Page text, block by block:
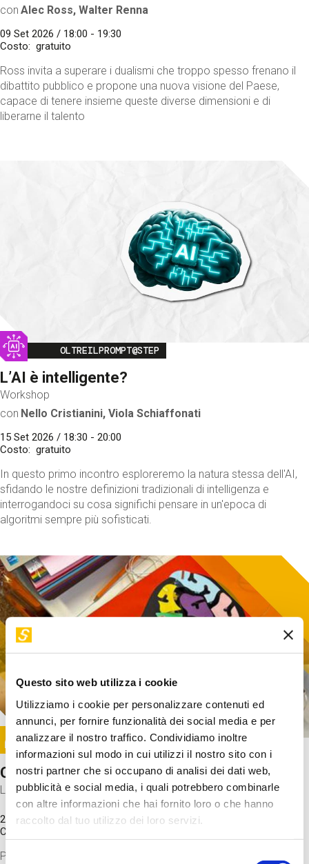
Questo sito web utilizza i cookie
Utilizziamo i cookie per personalizzare contenuti ed
annunci, per fornire funzionalità dei social media e per
analizzare il nostro traffico. Condividiamo inoltre
informazioni sul modo in cui utilizzi il nostro sito con i
nostri partner che si occupano di analisi dei dati web,
pubblicità e social media, i quali potrebbero combinarle
con altre informazioni che hai fornito loro o che hanno
raccolto dal tuo utilizzo dei loro servizi.
Selezione
con Alec Ross, Walter Renna
09 Set 2026 / 18:00 - 19:30
Costo
gratuito
Ross invita a superare i dualismi che troppo spesso frenano il
dibattito pubblico e propone una nuova visione del Paese,
capace di tenere insieme queste diverse dimensioni e di
liberarne il talento
Image
OLTREILPROMPT@STEP
L’AI è intelligente?
Workshop
con Nello Cristianini, Viola Schiaffonati
15 Set 2026 / 18:30 - 20:00
Costo
gratuito
In questo primo incontro esploreremo la natura stessa dell'AI,
sfidando le nostre definizioni tradizionali di intelligenza e
interrogandoci su cosa significhi pensare in un'epoca di
algoritmi sempre più sofisticati.
Image
SUNDAY@STEP
Come funziona il cervello?
Laboratorio
20 Set 2026 / 11:15 - 13:00
Costo
Proveremo a costruire un cervello in cartoncino cercando di